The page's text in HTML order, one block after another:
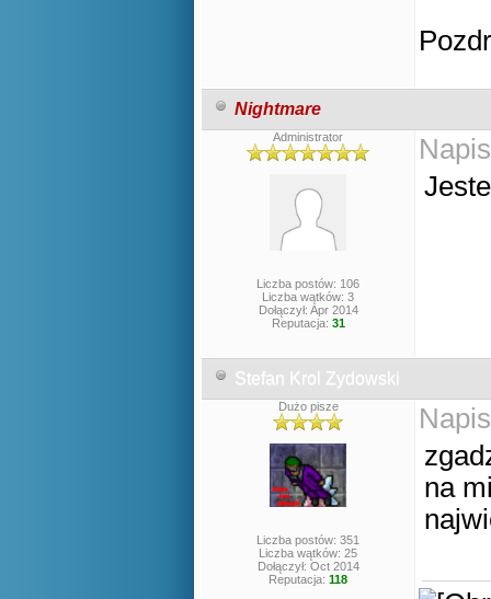
Nightmare
Administrator
Liczba postów: 106
Liczba wątków: 3
Dołączył: Apr 2014
Reputacja: 31
Stefan Krol Zydowski
Dużo pisze
Liczba postów: 351
Liczba wątków: 25
Dołączył: Oct 2014
Reputacja: 118
na